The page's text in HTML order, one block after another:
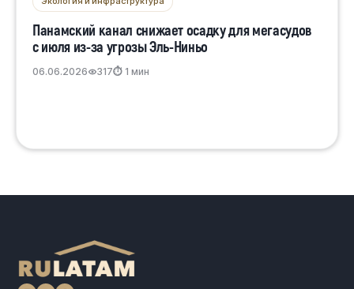
Панамский канал снижает осадку для мегасудов
с июля из-за угрозы Эль-Ниньо
06.06.2026 317⏱ 1 мин